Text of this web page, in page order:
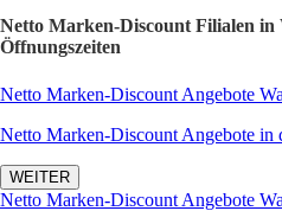
Netto Marken-Discount Filialen in
Öffnungszeiten
Netto Marken-Discount Angebote
Netto Marken-Discount Angebote in
WEITER
Netto Marken-Discount Angebote